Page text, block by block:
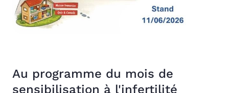
Au programme du mois de
sensibilisation à l'infertilité